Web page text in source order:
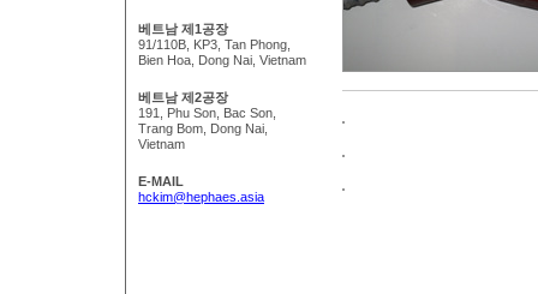
베트남 제1공장
91/110B, KP3, Tan Phong,
Bien Hoa, Dong Nai, Vietnam
베트남 제2공장
191, Phu Son, Bac Son,
Trang Bom, Dong Nai,
Vietnam
E-MAIL
hckim@hephaes.asia